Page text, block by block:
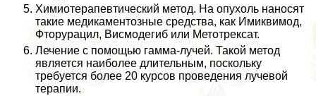
Химиотерапевтический метод. На опухоль наносят
такие медикаментозные средства, как Имиквимод,
Фторурацил, Висмодегиб или Метотрексат.
Лечение с помощью гамма-лучей. Такой метод
является наиболее длительным, поскольку
требуется более 20 курсов проведения лучевой
терапии.